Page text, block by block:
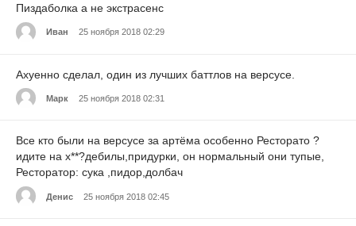
Пиздаболка а не экстрасенс
Иван 25 ноября 2018 02:29
Ахуенно сделал, один из лучших баттлов на версусе.
Марк 25 ноября 2018 02:31
Все кто были на версусе за артёма особенно Ресторато ?
идите на х**?дебилы,придурки, он нормальный они тупые,
Ресторатор: сука ,пидор,долбач
Денис 25 ноября 2018 02:45